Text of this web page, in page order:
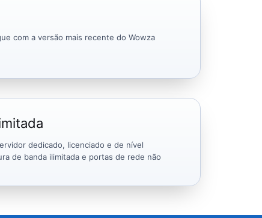
com a versão mais recente do Wowza
dedicado, licenciado e de nível
de banda ilimitada e portas de rede não